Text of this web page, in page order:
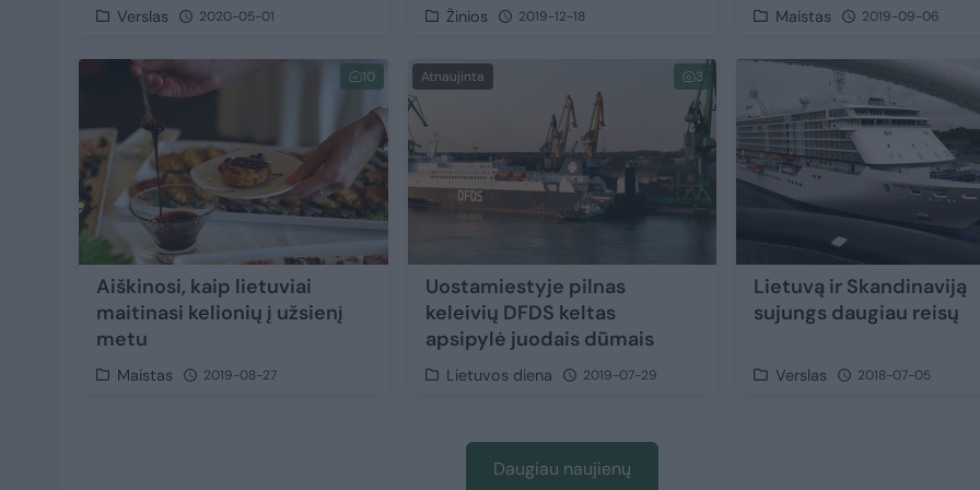
Verslas 2020-05-01 Žinios 2019-12-18 Maistas 2019-09-06
10
Aiškinosi, kaip lietuviai
maitinasi kelionių į užsienį
metu
Maistas 2019-08-27
Atnaujinta 3
Uostamiestyje pilnas
keleivių DFDS keltas
apsipylė juodais dūmais
Lietuvos diena 2019-07-29
Lietuvą ir Skandinaviją
sujungs daugiau reisų
Verslas 2018-07-05
Daugiau naujienų